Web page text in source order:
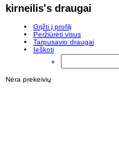
kirneilis's draugai
Grįžti į profilį
Peržiūrėti visus
Tarpusavio draugai
Ieškoti
Nėra prekeivių